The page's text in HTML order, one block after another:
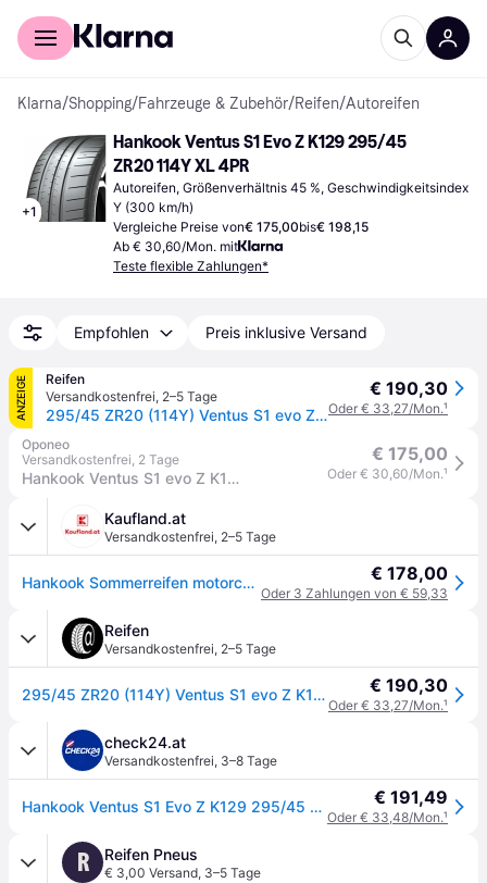
Für Shopper
Klarna/Shopping/Fahrzeuge & Zubehör/Reifen/Autoreifen
+1
Hankook Ventus S1 Evo Z K129 295/45
ZR20 114Y XL 4PR
Autoreifen, Größenverhältnis 45 %, Geschwindigkeitsindex
Y (300 km/h)
Vergleiche Preise von€ 175,00bis€ 198,15
Ab € 30,60/Mon. mit
Teste flexible Zahlungen*
Empfohlen Preis inklusive Versand
ANZEIGE
Reifen
Versandkostenfrei, 2–5 Tage
295/45 ZR20 (114Y) Ventus S1 evo Z K129 XL FR NC0
€ 190,30
Oder € 33,27/Mon.¹
Oponeo
Versandkostenfrei, 2 Tage
Hankook Ventus S1 evo Z K129 295/45 R20 114 Y XL, ZR, NC0
€ 175,00
Oder € 30,60/Mon.¹
Kaufland.at
Versandkostenfrei, 2–5 Tage
Hankook Sommerreifen motorcycle-tyres Ventus S1 Evo Z K129 ( 295/45 ZR20 (114Y) XL 4PR NC0, mit Felgenschutz (MFS) SBL ) € 178,00
Oder 3 Zahlungen von € 59,33
Reifen
Versandkostenfrei, 2–5 Tage
295/45 ZR20 (114Y) Ventus S1 evo Z K129 XL FR NC0 € 190,30
Oder € 33,27/Mon.¹
check24.at
Versandkostenfrei, 3–8 Tage
Hankook Ventus S1 Evo Z K129 295/45 R20 114 Y, Sommerreifen € 191,49
Oder € 33,48/Mon.¹
R Reifen Pneus
€ 3,00 Versand, 3–5 Tage